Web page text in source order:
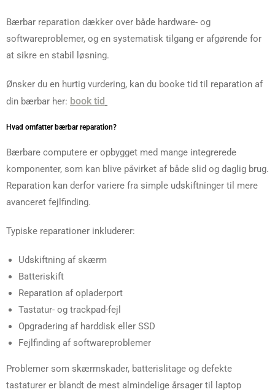
Bærbar reparation dækker over både hardware- og
softwareproblemer, og en systematisk tilgang er afgørende for
at sikre en stabil løsning.
Ønsker du en hurtig vurdering, kan du booke tid til reparation af
din bærbar her: book tid
Hvad omfatter bærbar reparation?
Bærbare computere er opbygget med mange integrerede
komponenter, som kan blive påvirket af både slid og daglig brug.
Reparation kan derfor variere fra simple udskiftninger til mere
avanceret fejlfinding.
Typiske reparationer inkluderer:
Udskiftning af skærm
Batteriskift
Reparation af opladerport
Tastatur- og trackpad-fejl
Opgradering af harddisk eller SSD
Fejlfinding af softwareproblemer
Problemer som skærmskader, batterislitage og defekte
tastaturer er blandt de mest almindelige årsager til laptop